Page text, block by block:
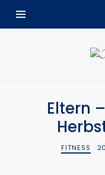
Eltern
FITNESS